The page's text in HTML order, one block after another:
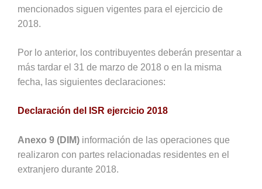
mencionados siguen vigentes para el ejercicio de
2018.
Por lo anterior, los contribuyentes deberán presentar a
más tardar el 31 de marzo de 2018 o en la misma
fecha, las siguientes declaraciones:
Declaración del ISR ejercicio 2018
Anexo 9 (DIM) información de las operaciones que
realizaron con partes relacionadas residentes en el
extranjero durante 2018.